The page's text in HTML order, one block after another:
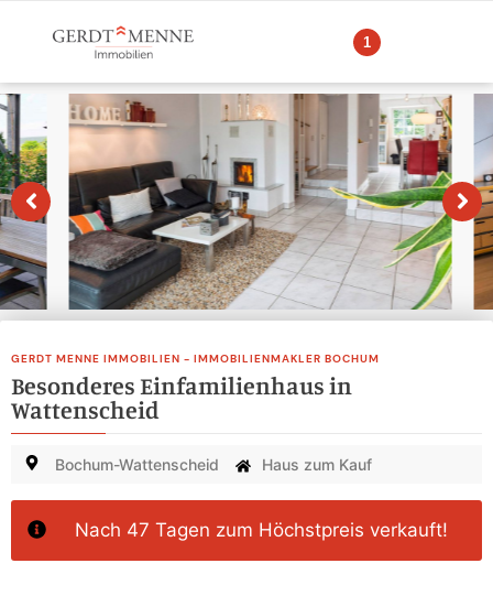
1
GERDT MENNE IMMOBILIEN - IMMOBILIENMAKLER BOCHUM
Besonderes Einfamilienhaus in
Wattenscheid
Bochum-Wattenscheid Haus zum Kauf
Nach 47 Tagen‭ zum Höchstpreis verkauft!